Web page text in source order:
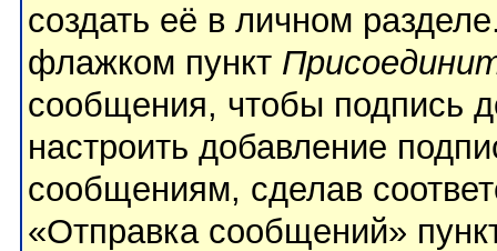
создать её в личном
флажком пункт
сообщения, чтобы подпись
настроить добавление
сообщениям, сделав
«Отправка сообщений»